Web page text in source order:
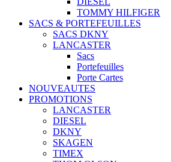
TOMMY HILFIGER
SACS & PORTEFEUILLES
SACS DKNY
LANCASTER
Sacs
Portefeuilles
Porte Cartes
NOUVEAUTES
PROMOTIONS
LANCASTER
DIESEL
DKNY
SKAGEN
TIMEX